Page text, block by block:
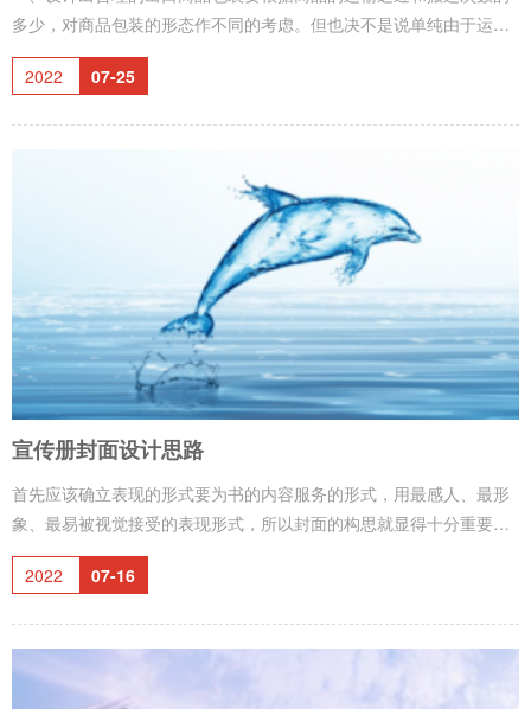
多少，对商品包装的形态作不同的考虑。但也决不是说单纯由于运输
距离远，装卸次数多就得采用厚实的包装材料来加强包装的强度。问
题是要全面考虑运输距离的远近，运输工具的优劣，转运次数多少，
素：a）、被包装商品的性质及其价格；b）、到货上点的运输方法，
特别是最后到货地的运输方法；c）、港口的装卸设备及其装卸方法；
2022 07-25
宣传册封面设计思路
首先应该确立表现的形式要为书的内容服务的形式，用最感人、最形
象、最易被视觉接受的表现形式，所以封面的构思就显得十分重要，
要充分弄通书稿的内涵、风格、体裁等，做到构思新颖、切题，有感
染力。构思的过程与方法大致可以有以下几种方法：1、想象：想象是
一个开窍的源泉。 2、舍弃：构思的过程往往“叠加容易，舍弃难”，
构思时往往想得很多，堆砌得很多，对多余的细节爱不忍弃。张光宇
2022 07-16